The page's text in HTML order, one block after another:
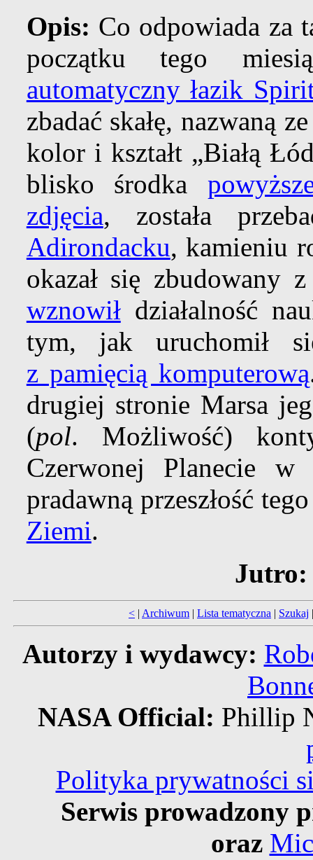
Opis: Co odpowiada za
początku tego
automatyczny łazik
zbadać skałę, nazwaną
kolor i kształt „Białą
blisko środka
zdjęcia, została
Adirondacku, kamieniu
okazał się zbudowany
wznowiłdziałalność
tym, jak uruchomił
z pamięcią komputerową
drugiej stronie Marsa
(pol. Możliwość)
Czerwonej Planecie w
pradawną przeszłość
Ziemi.
Jutro:
< | Archiwum | Lista tematyczna | Szukaj
Autorzy i wydawcy:
NASA Official: Phillip
Polityka prywatności
Serwis prowadzony
oraz